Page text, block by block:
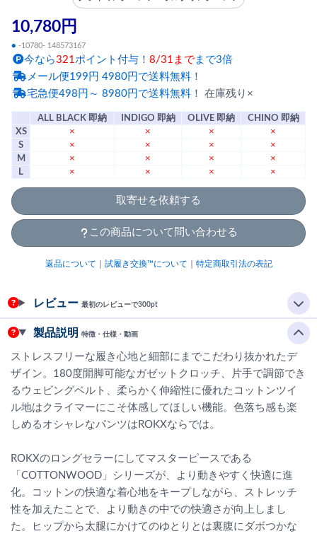
10,780円
● -10780- 148573167
今なら321 ポイント付与！ 8/31まで まで3倍
メール便199円 4980円で送料無料！
宅急便498円～ 8980円で送料無料！ 在庫残り×
ALL BLACK 即納 INDIGO 即納 OLIVE 即納
CHINO 即納
XS
× × ×
×
S
× × ×
×
M
× × ×
×
L
× × × ×
取寄せを依頼する
この商品について問い合わせる
返品について 試履き交換™について 特定商取引法の表記
レビュー 最初のレビューで300pt
製品説明 特徴・仕様・動画
ストレスフリーな履き心地と細部にまでこだわり抜かれたデ
ザイン。180度開脚可能なガゼットクロッチ、片手で調節でき
るウェビングベルト、柔らかく伸縮性に優れたコットンツイ
ル地はクライマーにこそ体感してほしい機能。色落ち感も楽
しめるオシャレなパンツはROKXならでは。
ROKXのロングセラーにしてマスターピースである
「COTTONWOOD」シリーズが、より動きやすく快適に進
化。コットンの快適な着心地をキープしながら、ストレッチ
性を加えたことで、より動きの中での快適さが向上しまし
た。ヒップから太腿にかけてのゆとりとは裏腹にダボつかな